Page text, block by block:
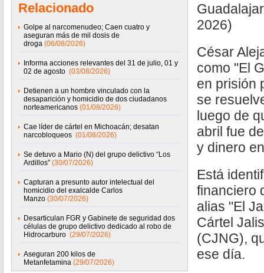
Relacionado
Golpe al narcomenudeo; Caen cuatro y
aseguran más de mil dosis de
droga (06/08/2026)
Informa acciones relevantes del 31 de julio, 01 y
02 de agosto (03/08/2026)
Detienen a un hombre vinculado con la
desaparición y homicidio de dos ciudadanos
norteamericanos (01/08/2026)
Cae líder de cártel en Michoacán; desatan
narcobloqueos (01/08/2026)
Se detuvo a Mario (N) del grupo delictivo “Los
Ardillos” (30/07/2026)
Capturan a presunto autor intelectual del
homicidio del exalcalde Carlos
Manzo (30/07/2026)
Desarticulan FGR y Gabinete de seguridad dos
células de grupo delictivo dedicado al robo de
Hidrocarburo (29/07/2026)
Aseguran 200 kilos de
Metanfetamina (29/07/2026)
2026)
César
como "El
en prisión
se
luego de
abril fue
y dinero
Está
financiero
alias "El
Cártel
(CJNG),
ese día.